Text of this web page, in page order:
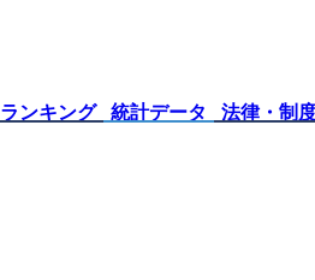
ランキング 統計データ 法律・制